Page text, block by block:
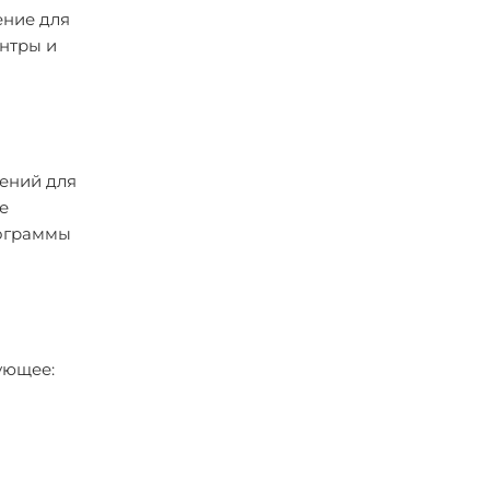
для
и
для